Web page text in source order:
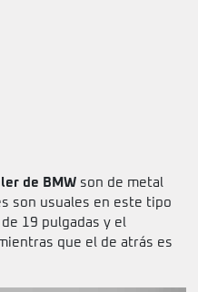
de BMW son de metal
son usuales en este tipo
19 pulgadas y el
que el de atrás es